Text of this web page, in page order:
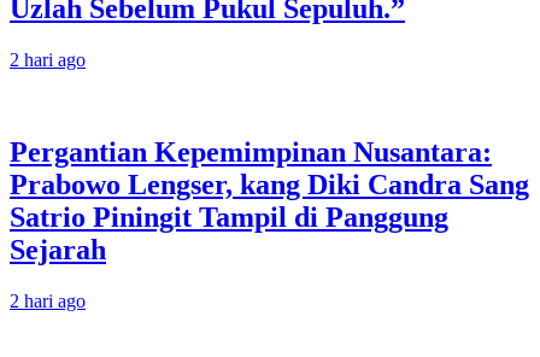
Uzlah Sebelum Pukul Sepuluh.”
2 hari ago
Pergantian Kepemimpinan Nusantara:
Prabowo Lengser, kang Diki Candra Sang
Satrio Piningit Tampil di Panggung
Sejarah
2 hari ago